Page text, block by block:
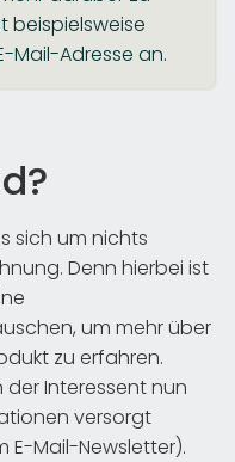
beispielsweise
Mail-Adresse an.
sich um nichts
Denn hierbei ist
um mehr über
zu erfahren.
der Interessent nun
versorgt
E-Mail-Newsletter).